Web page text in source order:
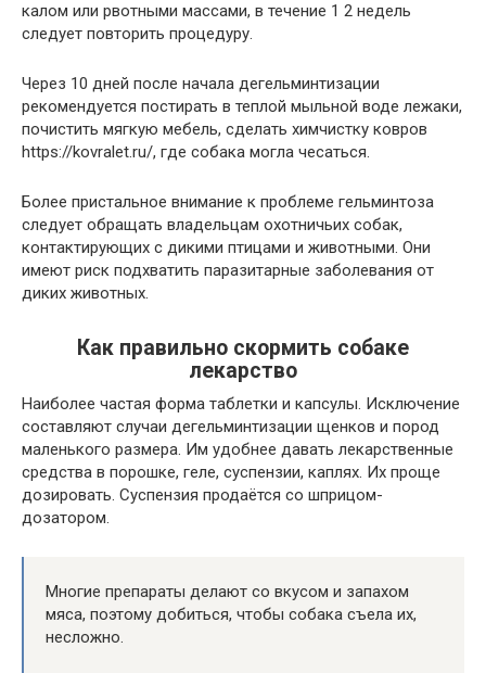
калом или рвотными массами, в течение 1 2 недель
следует повторить процедуру.
Через 10 дней после начала дегельминтизации
рекомендуется постирать в теплой мыльной воде лежаки,
почистить мягкую мебель, сделать химчистку ковров
https://kovralet.ru/, где собака могла чесаться.
Более пристальное внимание к проблеме гельминтоза
следует обращать владельцам охотничьих собак,
контактирующих с дикими птицами и животными. Они
имеют риск подхватить паразитарные заболевания от
диких животных.
Как правильно скормить собаке
лекарство
Наиболее частая форма таблетки и капсулы. Исключение
составляют случаи дегельминтизации щенков и пород
маленького размера. Им удобнее давать лекарственные
средства в порошке, геле, суспензии, каплях. Их проще
дозировать. Суспензия продаётся со шприцом-
дозатором.
Многие препараты делают со вкусом и запахом
мяса, поэтому добиться, чтобы собака съела их,
несложно.